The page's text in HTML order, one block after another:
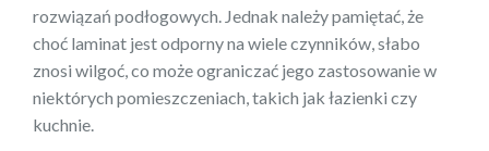
rozwiązań podłogowych. Jednak należy pamiętać, że
choć laminat jest odporny na wiele czynników, słabo
znosi wilgoć, co może ograniczać jego zastosowanie w
niektórych pomieszczeniach, takich jak łazienki czy
kuchnie.